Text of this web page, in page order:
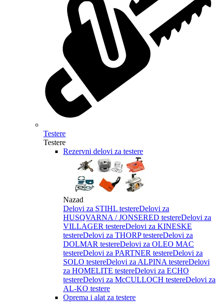
Testere
Testere
Rezervni delovi za testere
Nazad
Delovi za STIHL testereDelovi za
HUSQVARNA / JONSERED testereDelovi za
VILLAGER testereDelovi za KINESKE
testereDelovi za THORP testereDelovi za
DOLMAR testereDelovi za OLEO MAC
testereDelovi za PARTNER testereDelovi za
SOLO testereDelovi za ALPINA testereDelovi
za HOMELITE testereDelovi za ECHO
testereDelovi za McCULLOCH testereDelovi za
AL-KO testere
Oprema i alat za testere